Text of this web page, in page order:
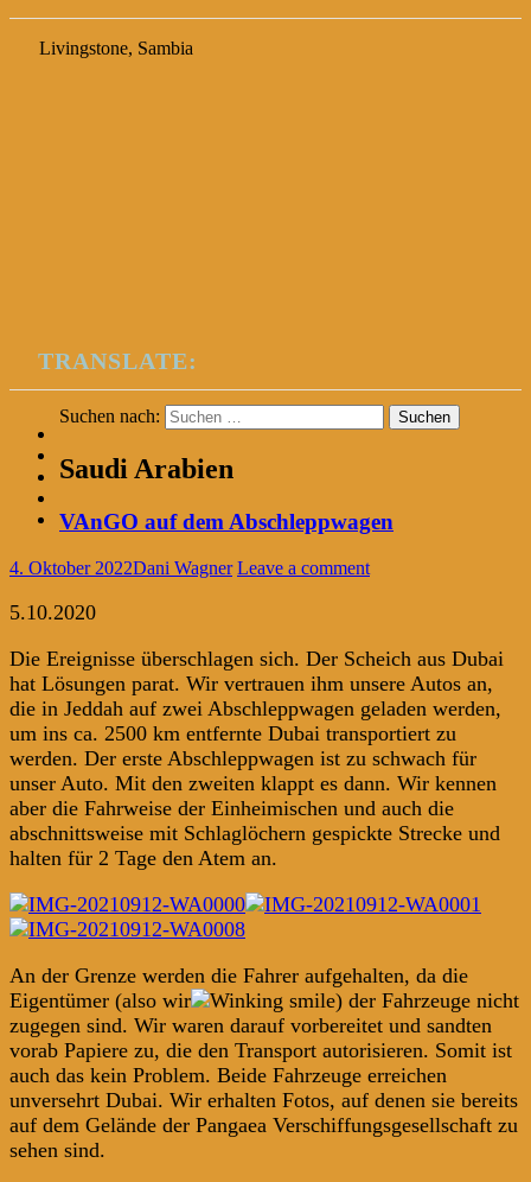
Livingstone, Sambia
TRANSLATE:
Suchen nach:
Saudi Arabien
VAnGO auf dem Abschleppwagen
4. Oktober 2022Dani Wagner Leave a comment
5.10.2020
Die Ereignisse überschlagen sich. Der Scheich aus Dubai
hat Lösungen parat. Wir vertrauen ihm unsere Autos an,
die in Jeddah auf zwei Abschleppwagen geladen werden,
um ins ca. 2500 km entfernte Dubai transportiert zu
werden. Der erste Abschleppwagen ist zu schwach für
unser Auto. Mit den zweiten klappt es dann. Wir kennen
aber die Fahrweise der Einheimischen und auch die
abschnittsweise mit Schlaglöchern gespickte Strecke und
halten für 2 Tage den Atem an.
An der Grenze werden die Fahrer aufgehalten, da die
Eigentümer (also wir
) der Fahrzeuge nicht
zugegen sind. Wir waren darauf vorbereitet und sandten
vorab Papiere zu, die den Transport autorisieren. Somit ist
auch das kein Problem. Beide Fahrzeuge erreichen
unversehrt Dubai. Wir erhalten Fotos, auf denen sie bereits
auf dem Gelände der Pangaea Verschiffungsgesellschaft zu
sehen sind.